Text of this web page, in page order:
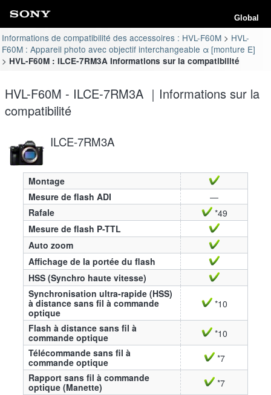
Global
Informations de compatibilité des accessoires : HVL-F60M
HVL-
F60M : Appareil photo avec objectif interchangeable α [monture E]
HVL-F60M : ILCE-7RM3A Informations sur la compatibilité
HVL-F60M - ILCE-7RM3A ｜Informations sur la
compatibilité
ILCE-7RM3A
Montage
Mesure de flash ADI
—
Rafale
*49
Mesure de flash P-TTL
Auto zoom
Affichage de la portée du flash
HSS (Synchro haute vitesse)
Synchronisation ultra-rapide (HSS)
à distance sans fil à commande
optique
*10
Flash à distance sans fil à
commande optique
*10
Télécommande sans fil à
commande optique
*7
Rapport sans fil à commande
optique (Manette)
*7